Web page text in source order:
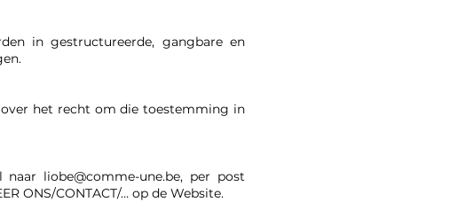
in gestructureerde, gangbare en
het recht om die toestemming in
naar liobe@comme-une.be, per post
ONS/CONTACT/… op de Website.